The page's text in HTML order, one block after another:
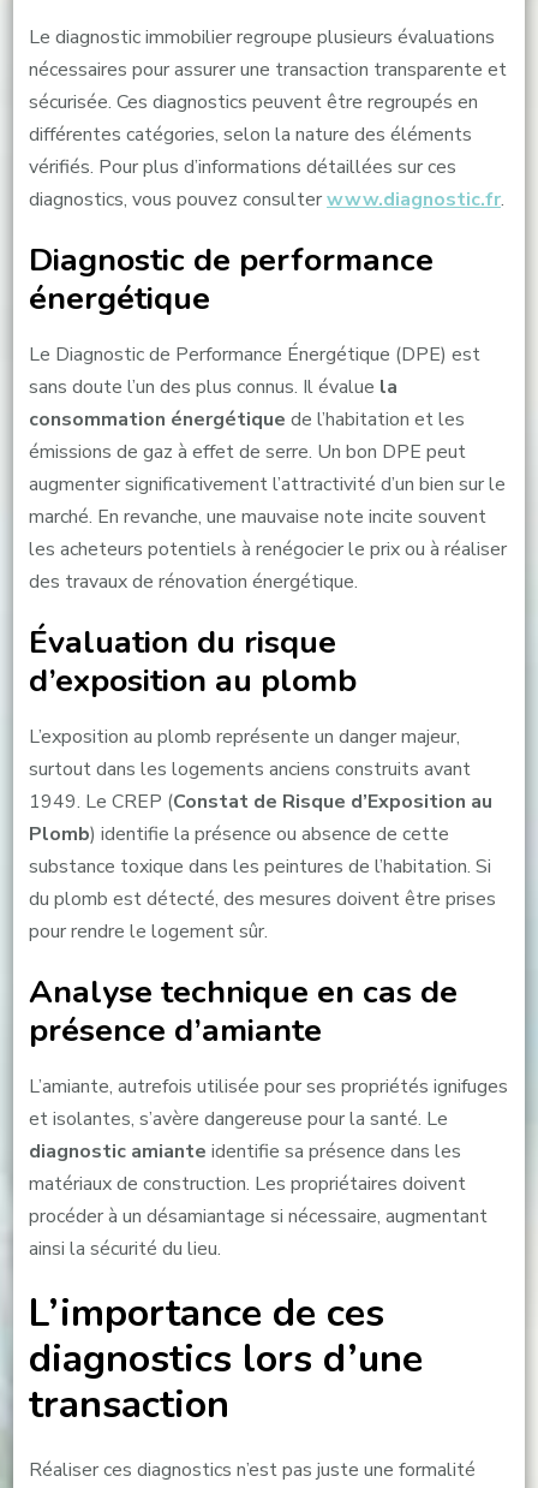
Le diagnostic immobilier regroupe plusieurs évaluations
nécessaires pour assurer une transaction transparente et
sécurisée. Ces diagnostics peuvent être regroupés en
différentes catégories, selon la nature des éléments
vérifiés. Pour plus d’informations détaillées sur ces
diagnostics, vous pouvez consulterwww.diagnostic.fr.
Diagnostic de performance
énergétique
Le Diagnostic de Performance Énergétique (DPE) est
sans doute l’un des plus connus. Il évalue la
consommation énergétique de l’habitation et les
émissions de gaz à effet de serre. Un bon DPE peut
augmenter significativement l’attractivité d’un bien sur le
marché. En revanche, une mauvaise note incite souvent
les acheteurs potentiels à renégocier le prix ou à réaliser
des travaux de rénovation énergétique.
Évaluation du risque
d’exposition au plomb
L’exposition au plomb représente un danger majeur,
surtout dans les logements anciens construits avant
1949. Le CREP (Constat de Risque d’Exposition au
Plomb) identifie la présence ou absence de cette
substance toxique dans les peintures de l’habitation. Si
du plomb est détecté, des mesures doivent être prises
pour rendre le logement sûr.
Analyse technique en cas de
présence d’amiante
L’amiante, autrefois utilisée pour ses propriétés ignifuges
et isolantes, s’avère dangereuse pour la santé. Le
diagnostic amiante identifie sa présence dans les
matériaux de construction. Les propriétaires doivent
procéder à un désamiantage si nécessaire, augmentant
ainsi la sécurité du lieu.
L’importance de ces
diagnostics lors d’une
transaction
Réaliser ces diagnostics n’est pas juste une formalité